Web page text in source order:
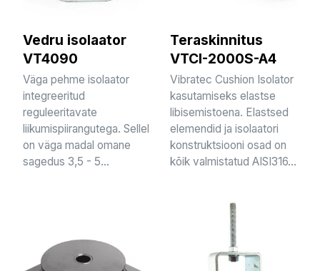
Vedru isolaator
VT4090
Väga pehme isolaator
integreeritud
reguleeritavate
liikumispiirangutega. Sellel
on väga madal omane
sagedus 3,5 - 5...
Teraskinnitus
VTCI-2000S-A4
Vibratec Cushion Isolator
kasutamiseks elastse
libisemistoena. Elastsed
elemendid ja isolaatori
konstruktsiooni osad on
kõik valmistatud AISI316...